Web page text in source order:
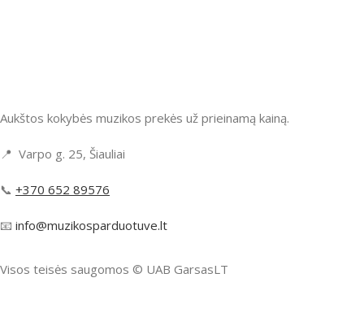
Aukštos kokybės muzikos prekės už prieinamą kainą.
📍 Varpo g. 25, Šiauliai
📞 +370 652 89576
📧 info@muzikosparduotuve.lt
Visos teisės saugomos ©️ UAB GarsasLT